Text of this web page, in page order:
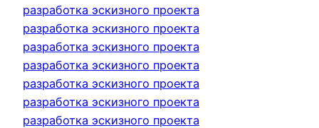
разработка эскизного проекта
разработка эскизного проекта
разработка эскизного проекта
разработка эскизного проекта
разработка эскизного проекта
разработка эскизного проекта
разработка эскизного проекта